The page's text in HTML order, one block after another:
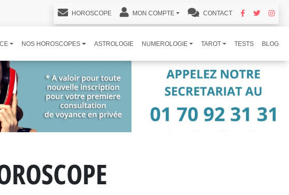
HOROSCOPE MON COMPTE CONTACT
NOS HOROSCOPES ASTROLOGIE NUMEROLOGIE TAROT TESTS BLOG